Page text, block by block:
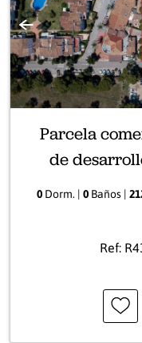
Anterior
Parcela
de
0Dorm. | 0Baños |
Ref: